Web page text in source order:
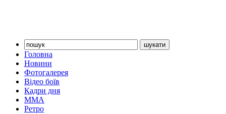
Головна
Новини
Фотогалерея
Відео боїв
Кадри дня
ММА
Ретро